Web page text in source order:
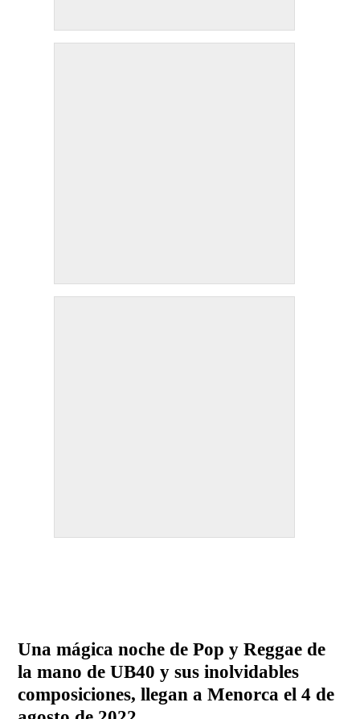
Una mágica noche de Pop y Reggae de
la mano de UB40 y sus inolvidables
composiciones, llegan a Menorca el 4 de